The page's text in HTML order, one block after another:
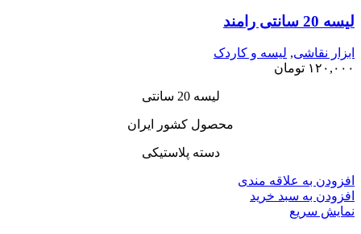
لیسه 20 سانتی رامند
ابزار نقاشی, لیسه و کاردک
۱۲۰,۰۰۰ تومان
لیسه 20 سانتی
محصول کشور ایران
دسته پلاستیکی
افزودن به علاقه مندی
افزودن به سبد خرید
نمایش سریع